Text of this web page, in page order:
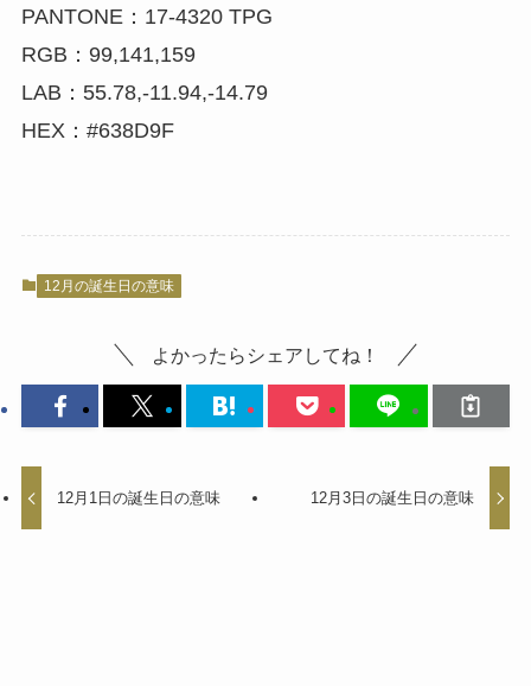
PANTONE：17-4320 TPG
RGB：99,141,159
LAB：55.78,-11.94,-14.79
HEX：#638D9F
12月の誕生日の意味
よかったらシェアしてね！
12月1日の誕生日の意味 12月3日の誕生日の意味